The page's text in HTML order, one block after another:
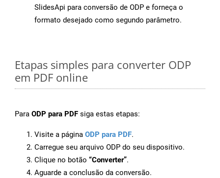
SlidesApi para conversão de ODP e forneça o
formato desejado como segundo parâmetro.
Etapas simples para converter ODP
em PDF online
Para ODP para PDF siga estas etapas:
Visite a página ODP para PDF.
Carregue seu arquivo ODP do seu dispositivo.
Clique no botão “Converter”.
Aguarde a conclusão da conversão.